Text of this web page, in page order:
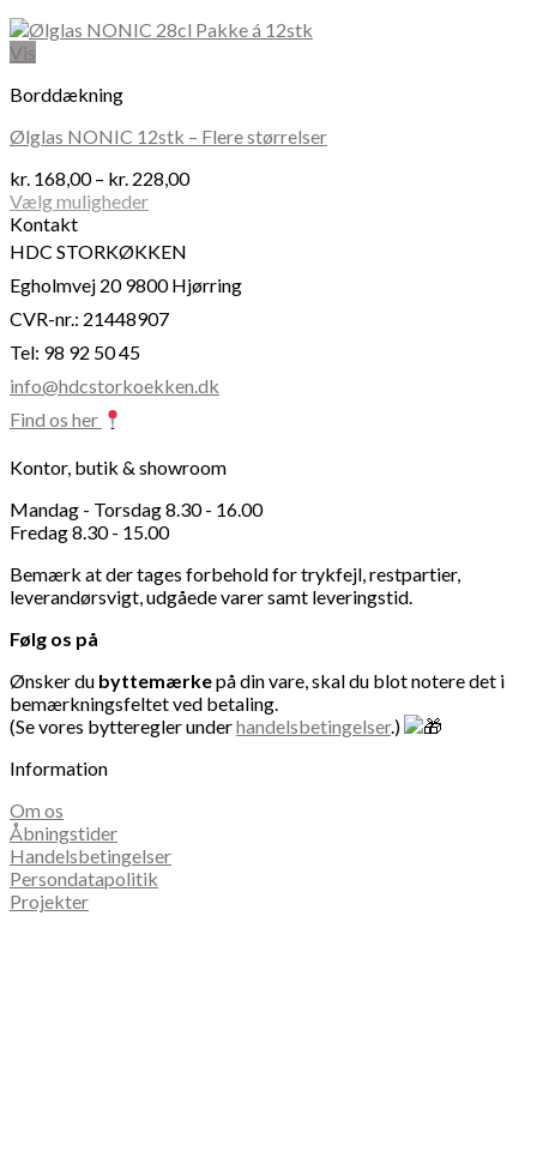
Vis
Borddækning
Ølglas NONIC 12stk – Flere størrelser
kr. 168,00 – kr. 228,00Prisinterval:
Vælg muligheder
Dette
vare
flere
varianter.
kan
vælges
varesiden
Kontakt
HDC STORKØKKEN
Egholmvej 20 9800 Hjørring
CVR-nr.: 21448907
Tel: 98 92 50 45
info@hdcstorkoekken.dk
Find os her
Kontor, butik & showroom
Mandag - Torsdag 8.30 - 16.00
Fredag 8.30 - 15.00
Bemærk at der tages forbehold for trykfejl, restpartier,
leverandørsvigt, udgåede varer samt leveringstid.
Følg os på
Ønsker du byttemærkepå din vare, skal du blot notere det i
bemærkningsfeltet ved betaling.
(Se vores bytteregler underhandelsbetingelser.)
Information
Om os
Åbningstider
Handelsbetingelser
Persondatapolitik
Projekter